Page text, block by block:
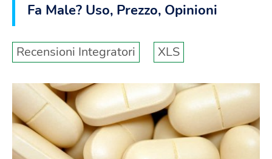
Fa Male? Uso, Prezzo, Opinioni
Recensioni Integratori XLS